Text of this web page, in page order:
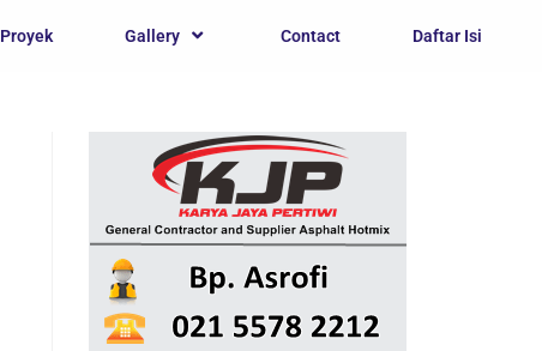
Proyek Gallery Contact Daftar Isi